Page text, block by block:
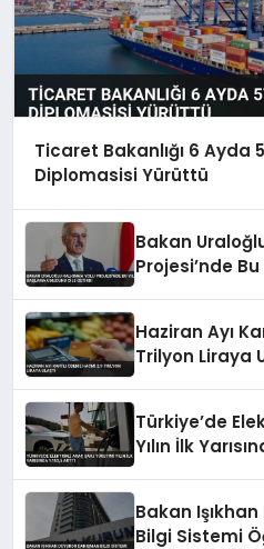
Ticaret Bakanlığı 6 Ayda
Diplomasisi Yürüttü
Bakan
Projesi’nde
Haziran Ayı
Trilyon Liraya
Türkiye’de
Yılın İlk
Bakan
Bilgi Sistemi